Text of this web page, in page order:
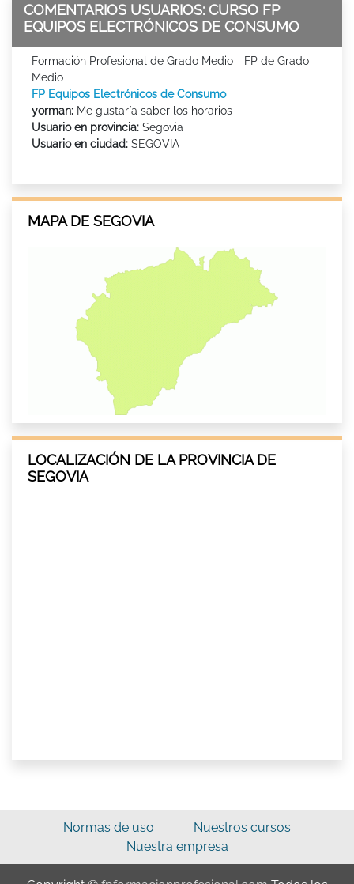
COMENTARIOS USUARIOS: CURSO FP
EQUIPOS ELECTRÓNICOS DE CONSUMO
Formación Profesional de Grado Medio - FP de Grado
Medio
FP Equipos Electrónicos de Consumo
yorman: Me gustaría saber los horarios
Usuario en provincia: Segovia
Usuario en ciudad: SEGOVIA
MAPA DE SEGOVIA
LOCALIZACIÓN DE LA PROVINCIA DE
SEGOVIA
Normas de uso
Nuestros cursos
Nuestra empresa